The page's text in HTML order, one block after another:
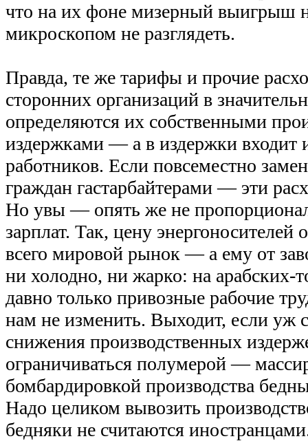
что на их фоне мизерный выигрыш
микроскопом не разглядеть.
Правда, те же тарифы и прочие
сторонних организаций в
определяются их собственными
издержками — а в издержки входит
работников. Если повсеместно
граждан гастарбайтерами — эти
Но увы — опять же не
зарплат. Так, цену энергоносителей
всего мировой рынок — а ему от
ни холодно, ни жарко: на арабских-
давно только привозные рабочие
нам не изменить. Выходит, если уж
снижения производственных
ограничиваться полумерой —
бомбардировкой производства
Надо целиком вывозить
бедняки не считаются